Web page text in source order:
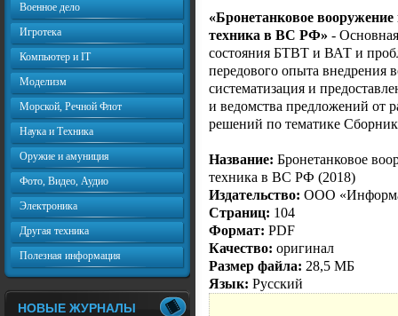
«Бронетанковое
техника в ВС РФ» -
состояния БТВТ и ВАТ и
передового опыта
систематизация и
и ведомства предложений от
решений по тематике
Название: Бронетанковое
техника в ВС РФ (2018)
Издательство: ООО
Страниц: 104
Формат: PDF
Качество: оригинал
Размер файла: 28,5 МБ
Язык: Русский
Военное дело
Игротека
Компьютер и IT
Моделизм
Морской, Речной Флот
Наука и Техника
Оружие и амуниция
Фото, Видео, Аудио
Электроника
Другая техника
Полезная информация
НОВЫЕ ЖУРНАЛЫ